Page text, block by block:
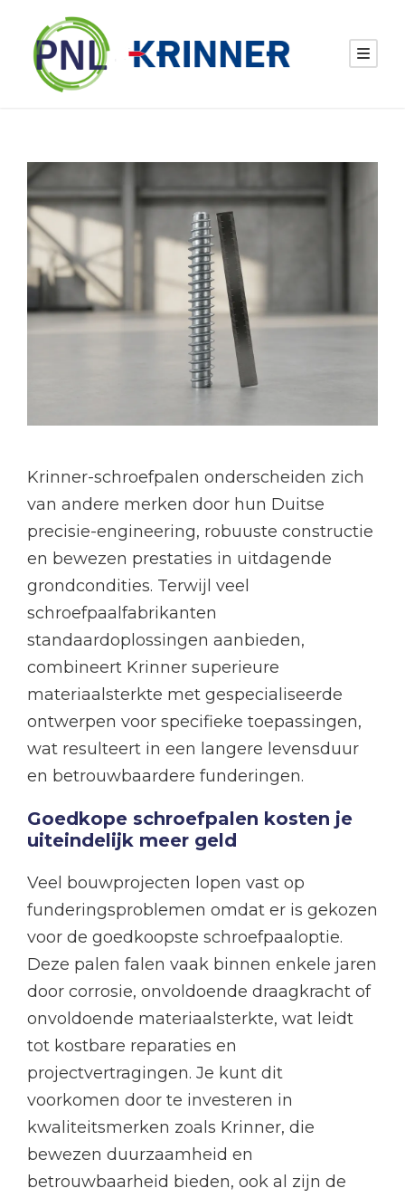
Krinner-schroefpalen onderscheiden zich
van andere merken door hun Duitse
precisie-engineering, robuuste constructie
en bewezen prestaties in uitdagende
grondcondities. Terwijl veel
schroefpaalfabrikanten
standaardoplossingen aanbieden,
combineert Krinner superieure
materiaalsterkte met gespecialiseerde
ontwerpen voor specifieke toepassingen,
wat resulteert in een langere levensduur
en betrouwbaardere funderingen.
Goedkope schroefpalen kosten je
uiteindelijk meer geld
Veel bouwprojecten lopen vast op
funderingsproblemen omdat er is gekozen
voor de goedkoopste schroefpaaloptie.
Deze palen falen vaak binnen enkele jaren
door corrosie, onvoldoende draagkracht of
onvoldoende materiaalsterkte, wat leidt
tot kostbare reparaties en
projectvertragingen. Je kunt dit
voorkomen door te investeren in
kwaliteitsmerken zoals Krinner, die
bewezen duurzaamheid en
betrouwbaarheid bieden, ook al zijn de